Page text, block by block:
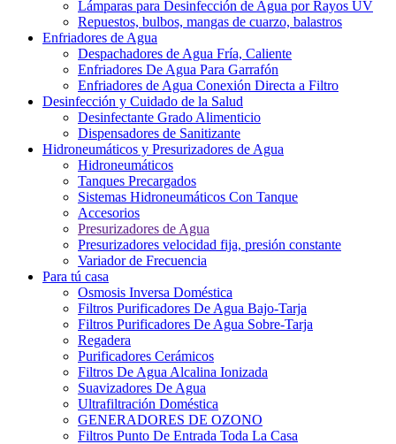
Lámparas para Desinfección de Agua por Rayos UV
Repuestos, bulbos, mangas de cuarzo, balastros
Enfriadores de Agua
Despachadores de Agua Fría, Caliente
Enfriadores De Agua Para Garrafón
Enfriadores de Agua Conexión Directa a Filtro
Desinfección y Cuidado de la Salud
Desinfectante Grado Alimenticio
Dispensadores de Sanitizante
Hidroneumáticos y Presurizadores de Agua
Hidroneumáticos
Tanques Precargados
Sistemas Hidroneumáticos Con Tanque
Accesorios
Presurizadores de Agua
Presurizadores velocidad fija, presión constante
Variador de Frecuencia
Para tú casa
Osmosis Inversa Doméstica
Filtros Purificadores De Agua Bajo-Tarja
Filtros Purificadores De Agua Sobre-Tarja
Regadera
Purificadores Cerámicos
Filtros De Agua Alcalina Ionizada
Suavizadores De Agua
Ultrafiltración Doméstica
GENERADORES DE OZONO
Filtros Punto De Entrada Toda La Casa